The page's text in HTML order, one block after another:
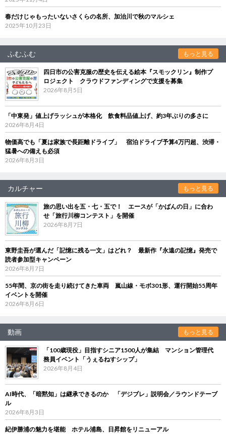
春だけじゃもったいないさくらの名所、加治川で秋のマルシェ
2025年10月23日
ふむふむ もっと見る
四日市の公害克服の歴史を伝える絵本『スモックリン』制作プ
ロジェクト クラウドファンディングで支援を募集
2026年8月5日
「中東発」値上げラッシュが本格化 飲食料品値上げ、約3年ぶりの多さに
2026年8月4日
物価高でも「夏は家族で長距離ドライブ」 宿泊ドライブ予算4万円超、渋滞・
猛暑への備えも必須
2026年8月3日
カルチャー もっと見る
旅の思い出を五・七・五で！ エースが「かばんの日」に合わ
せ「旅行川柳コンテスト」を開催
2026年8月7日
東野圭吾が選んだ「記憶に残る一文」はどれ？ 最新作『永遠の記憶』発売で
読者参加型キャンペーン
2026年8月7日
55年間、京の街を走り続けてきた車両 嵐山線・モボ301形、運行開始55周年
イベントを開催
2026年8月6日
動画 もっと見る
「100歳現役」目指すシニア1500人が集結 マンション管理代
務員イベント「うぇるねすシップ」
2026年8月4日
AI時代、「暗黙知」は継承できるのか 「デジブレ」説明会／ラウンドテーブ
ル
2026年8月3日
紀伊勝浦の魅力を堪能 ホテル浦島、日昇館をリニューアル